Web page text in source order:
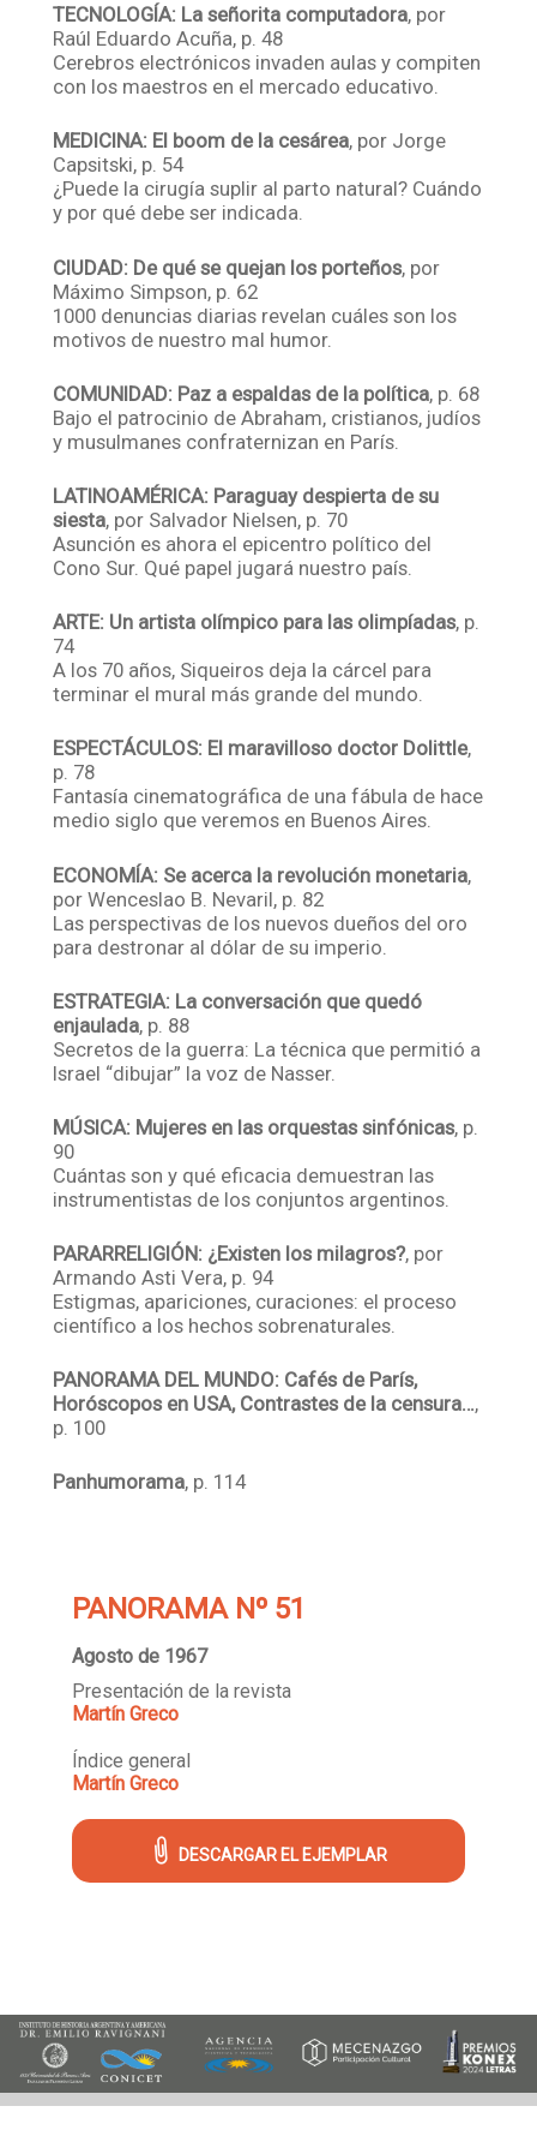
TECNOLOGÍA: La señorita computadora, por
Raúl Eduardo Acuña, p. 48
Cerebros electrónicos invaden aulas y compiten
con los maestros en el mercado educativo.
MEDICINA: El boom de la cesárea, por Jorge
Capsitski, p. 54
¿Puede la cirugía suplir al parto natural? Cuándo
y por qué debe ser indicada.
CIUDAD: De qué se quejan los porteños, por
Máximo Simpson, p. 62
1000 denuncias diarias revelan cuáles son los
motivos de nuestro mal humor.
COMUNIDAD: Paz a espaldas de la política, p. 68
Bajo el patrocinio de Abraham, cristianos, judíos
y musulmanes confraternizan en París.
LATINOAMÉRICA: Paraguay despierta de su
siesta, por Salvador Nielsen, p. 70
Asunción es ahora el epicentro político del
Cono Sur. Qué papel jugará nuestro país.
ARTE: Un artista olímpico para las olimpíadas, p.
74
A los 70 años, Siqueiros deja la cárcel para
terminar el mural más grande del mundo.
ESPECTÁCULOS: El maravilloso doctor Dolittle,
p. 78
Fantasía cinematográfica de una fábula de hace
medio siglo que veremos en Buenos Aires.
ECONOMÍA: Se acerca la revolución monetaria,
por Wenceslao B. Nevaril, p. 82
Las perspectivas de los nuevos dueños del oro
para destronar al dólar de su imperio.
ESTRATEGIA: La conversación que quedó
enjaulada, p. 88
Secretos de la guerra: La técnica que permitió a
Israel “dibujar” la voz de Nasser.
MÚSICA: Mujeres en las orquestas sinfónicas, p.
90
Cuántas son y qué eficacia demuestran las
instrumentistas de los conjuntos argentinos.
PARARRELIGIÓN: ¿Existen los milagros?, por
Armando Asti Vera, p. 94
Estigmas, apariciones, curaciones: el proceso
científico a los hechos sobrenaturales.
PANORAMA DEL MUNDO: Cafés de París,
Horóscopos en USA, Contrastes de la censura…,
p. 100
Panhumorama, p. 114
PANORAMA Nº 51
Agosto de 1967
Presentación de la revista
Martín Greco
Índice general
Martín Greco
DESCARGAR EL EJEMPLAR